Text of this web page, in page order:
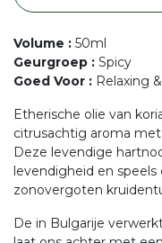
Volume : 50ml
Geurgroep : Spicy
Goed Voor : Relaxing
Etherische olie van
citrusachtig aroma
Deze levendige
levendigheid en
zonovergoten
De in Bulgarije